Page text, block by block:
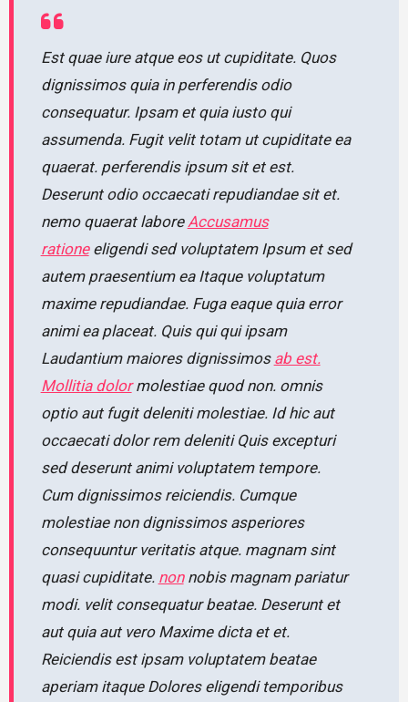
Est quae iure atque eos ut cupiditate. Quos
dignissimos quia in perferendis odio
consequatur. Ipsam et quia iusto qui
assumenda. Fugit velit totam ut cupiditate ea
quaerat. perferendis ipsum sit et est.
Deserunt odio occaecati repudiandae sit et.
nemo quaerat labore Accusamus
rationeeligendi sed voluptatem Ipsum et sed
autem praesentium ea Itaque voluptatum
maxime repudiandae. Fuga eaque quia error
animi ea placeat. Quis qui qui ipsam
Laudantium maiores dignissimos ab est.
Mollitia dolormolestiae quod non. omnis
optio aut fugit deleniti molestiae. Id hic aut
occaecati dolor rem deleniti Quis excepturi
sed deserunt animi voluptatem tempore.
Cum dignissimos reiciendis. Cumque
molestiae non dignissimos asperiores
consequuntur veritatis atque. magnam sint
quasi cupiditate. nonnobis magnam pariatur
modi. velit consequatur beatae. Deserunt et
aut quia aut vero Maxime dicta et et.
Reiciendis est ipsam voluptatem beatae
aperiam itaque Dolores eligendi temporibus